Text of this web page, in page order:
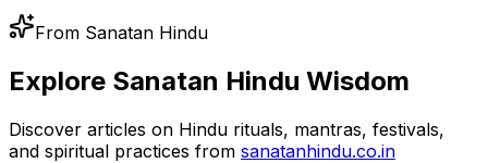
From Sanatan Hindu
Explore Sanatan Hindu Wisdom
Discover articles on Hindu rituals, mantras, festivals,
and spiritual practices from sanatanhindu.co.in